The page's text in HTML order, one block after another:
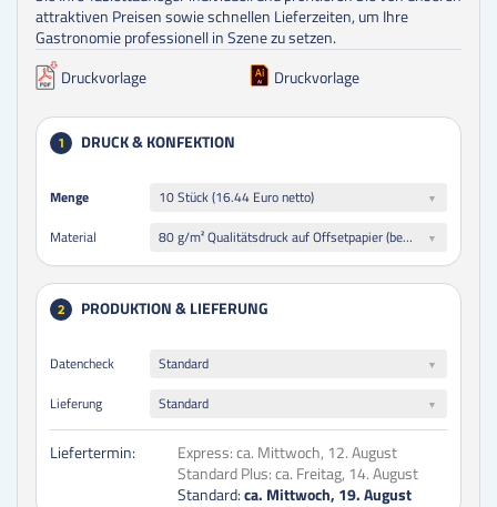
attraktiven Preisen sowie schnellen Lieferzeiten, um Ihre
Gastronomie professionell in Szene zu setzen.
Druckvorlage
Druckvorlage
1 DRUCK & KONFEKTION
Menge 10 Stück (16.44 Euro netto)
Menge
Material 80 g/m² Qualitätsdruck auf Offsetpapier (beschreibbar, Inkjet- und Laserdruck geeignet)
2 PRODUKTION & LIEFERUNG
Datencheck
Standard
Lieferung
Standard
Liefertermin: Express:ca. Mittwoch, 12. August
Standard Plus:ca. Freitag, 14. August
Standard:ca. Mittwoch, 19. August